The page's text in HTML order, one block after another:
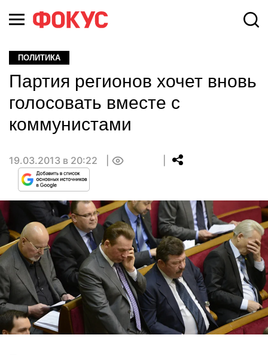
ПОЛИТИКА
Партия регионов хочет вновь
голосовать вместе с
коммунистами
19.03.2013 в 20:22